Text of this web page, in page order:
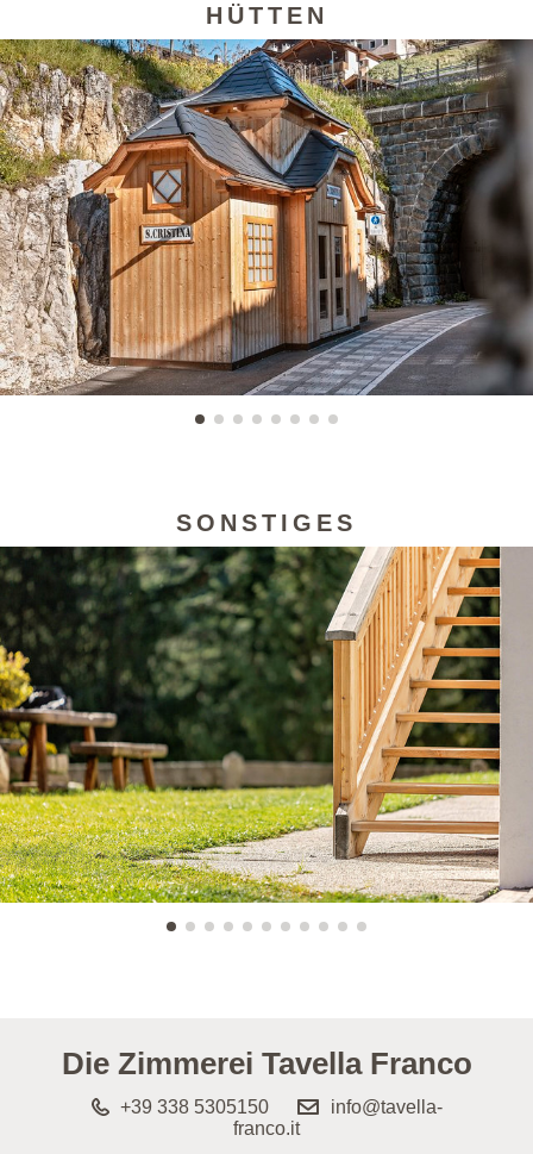
HÜTTEN
SONSTIGES
Die Zimmerei Tavella Franco
+39 338 5305150
info@tavella-
franco.it